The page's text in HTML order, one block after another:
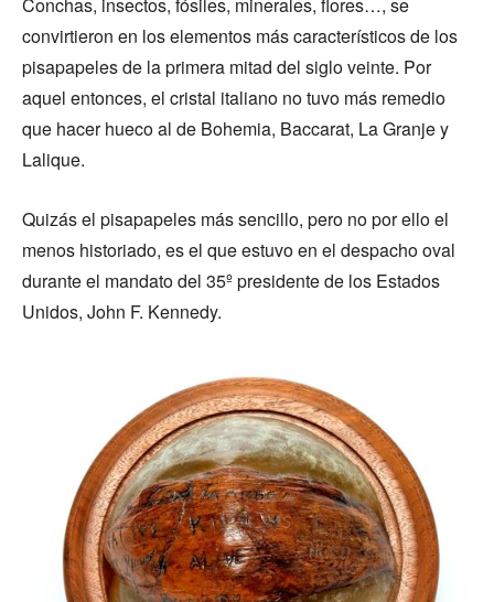
convirtieron en los elementos más característicos de los
pisapapeles de la primera mitad del siglo veinte. Por
aquel entonces, el cristal italiano no tuvo más remedio
que hacer hueco al de Bohemia, Baccarat, La Granje y
Lalique.
Quizás el pisapapeles más sencillo, pero no por ello el
menos historiado, es el que estuvo en el despacho oval
durante el mandato del 35º presidente de los Estados
Unidos, John F. Kennedy.